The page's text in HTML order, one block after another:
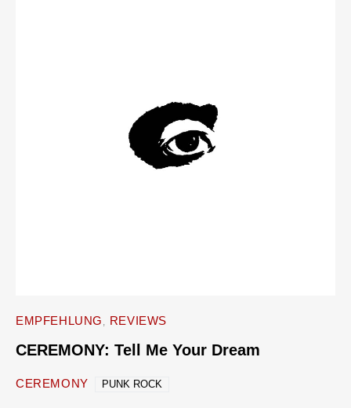
EMPFEHLUNG REVIEWS
CEREMONY: Tell Me Your Dream
CEREMONY PUNK ROCK